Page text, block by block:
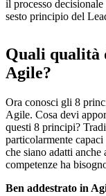
il processo
sesto principio del
Quali qualità
Agile?
Ora conosci gli 8
Agile. Cosa devi
questi 8 principi?
particolarmente
che siano adatti
competenze ha
Ben addestrato in